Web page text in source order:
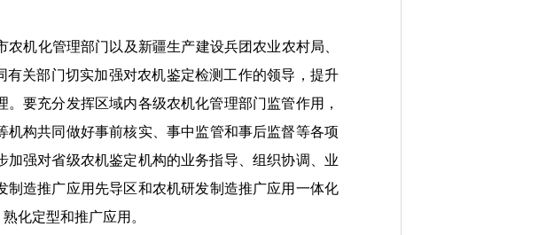
农机化管理部门以及新疆生产建设兵团农业农村局、
有关部门切实加强对农机鉴定检测工作的领导， 提升
。要充分发挥区域内各级农机化管理部门监管作用，
机构共同做好事前核实、 事中监管和事后监督等各项
强对省级农机鉴定机构的业务指导、组织协调、业
制造推广应用 先导区和农机研发制造推广应用一体化
化定型和推广应用 。